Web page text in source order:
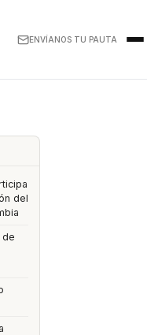
ENVÍANOS TU PAUTA
del
de